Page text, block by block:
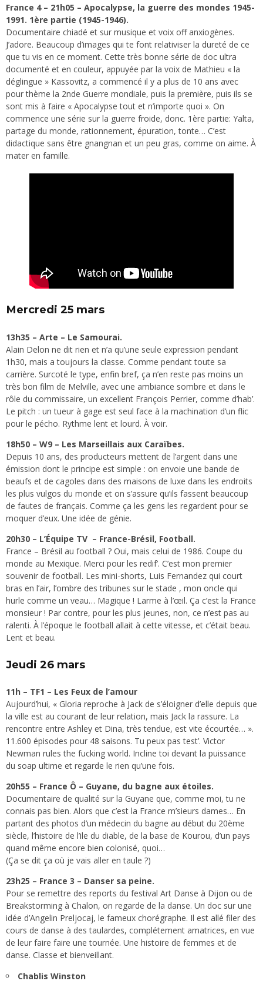
France 4 – 21h05 – Apocalypse, la guerre des mondes 1945-
1991. 1ère partie (1945-1946).
Documentaire chiadé et sur musique et voix off anxiogènes.
J’adore. Beaucoup d’images qui te font relativiser la dureté de ce
que tu vis en ce moment. Cette très bonne série de doc ultra
documenté et en couleur, appuyée par la voix de Mathieu « la
déglingue » Kassovitz, a commencé il y a plus de 10 ans avec
pour thème la 2nde Guerre mondiale, puis la première, puis ils se
sont mis à faire « Apocalypse tout et n’importe quoi ». On
commence une série sur la guerre froide, donc. 1ère partie: Yalta,
partage du monde, rationnement, épuration, tonte… C’est
didactique sans être gnangnan et un peu gras, comme on aime. À
mater en famille.
Mercredi 25 mars
13h35 – Arte – Le Samourai.
Alain Delon ne dit rien et n’a qu’une seule expression pendant
1h30, mais a toujours la classe. Comme pendant toute sa
carrière. Surcoté le type, enfin bref, ça n’en reste pas moins un
très bon film de Melville, avec une ambiance sombre et dans le
rôle du commissaire, un excellent François Perrier, comme d’hab’.
Le pitch : un tueur à gage est seul face à la machination d’un flic
pour le pécho. Rythme lent et lourd. À voir.
18h50 – W9 – Les Marseillais aux Caraïbes.
Depuis 10 ans, des producteurs mettent de l’argent dans une
émission dont le principe est simple : on envoie une bande de
beaufs et de cagoles dans des maisons de luxe dans les endroits
les plus vulgos du monde et on s’assure qu’ils fassent beaucoup
de fautes de français. Comme ça les gens les regardent pour se
moquer d’eux. Une idée de génie.
20h30 – L’Équipe TV – France-Brésil, Football.
France – Brésil au football ? Oui, mais celui de 1986. Coupe du
monde au Mexique. Merci pour les redif’. C’est mon premier
souvenir de football. Les mini-shorts, Luis Fernandez qui court
bras en l’air, l’ombre des tribunes sur le stade , mon oncle qui
hurle comme un veau… Magique ! Larme à l’œil. Ça c’est la France
monsieur ! Par contre, pour les plus jeunes, non, ce n’est pas au
ralenti. À l’époque le football allait à cette vitesse, et c’était beau.
Lent et beau.
Jeudi 26 mars
11h – TF1 – Les Feux de l’amour
Aujourd’hui, « Gloria reproche à Jack de s’éloigner d’elle depuis que
la ville est au courant de leur relation, mais Jack la rassure. La
rencontre entre Ashley et Dina, très tendue, est vite écourtée… ».
11.600 épisodes pour 48 saisons. Tu peux pas test’. Victor
Newman rules the fucking world. Incline toi devant la puissance
du soap ultime et regarde le rien qu’une fois.
20h55 – France Ô – Guyane, du bagne aux étoiles.
Documentaire de qualité sur la Guyane que, comme moi, tu ne
connais pas bien. Alors que c’est la France m’sieurs dames… En
partant des photos d’un médecin du bagne au début du 20ème
siècle, l’histoire de l’ile du diable, de la base de Kourou, d’un pays
quand même encore bien colonisé, quoi…
(Ça se dit ça où je vais aller en taule ?)
23h25 – France 3 – Danser sa peine.
Pour se remettre des reports du festival Art Danse à Dijon ou de
Breakstorming à Chalon, on regarde de la danse. Un doc sur une
idée d’Angelin Preljocaj, le fameux chorégraphe. Il est allé filer des
cours de danse à des taulardes, complétement amatrices, en vue
de leur faire faire une tournée. Une histoire de femmes et de
danse. Classe et bienveillant.
Chablis Winston